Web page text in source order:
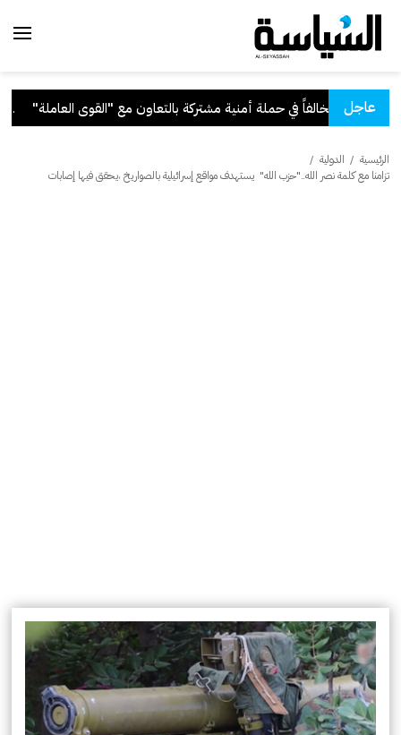
عاجل .
الرئيسية / الدولية /
تزامنا مع كلمة نصر الله.."حزب الله" يستهدف مواقع إسرائيلية بالصواريخ ،يحقق فيها إصابات